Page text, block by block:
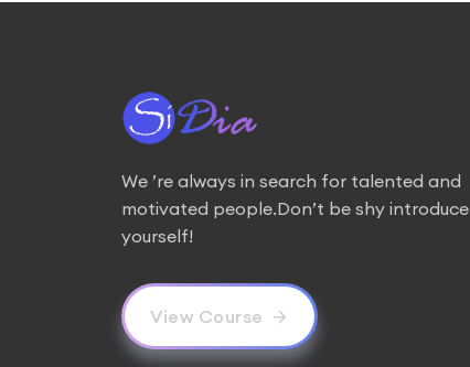
We ’re always in search for talented and
motivated people.Don’t be shy introduce
yourself!
View Course